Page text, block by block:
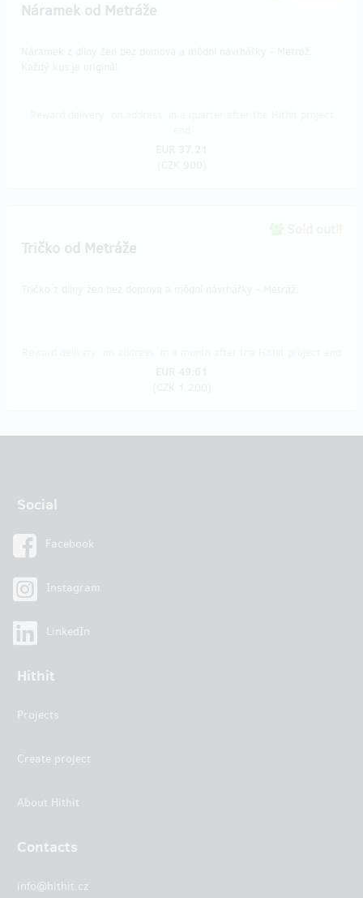
Náramek od Metráže
Tričko od Metráže
Social
Facebook
Instagram
LinkedIn
Hithit
Projects
Create project
About Hithit
Contacts
info@hithit.cz